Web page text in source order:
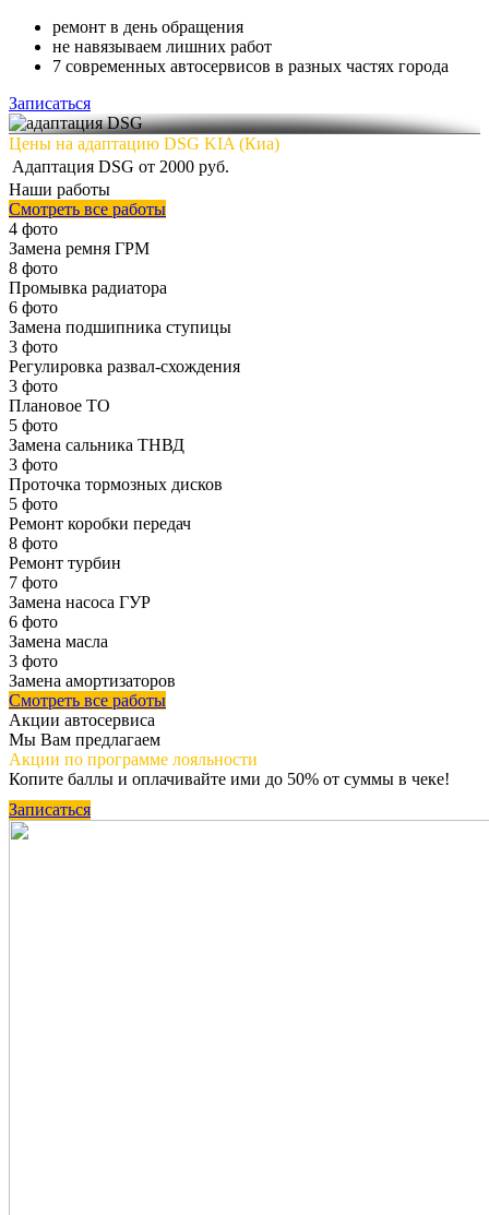
ремонт в день обращения
не навязываем лишних работ
7 современных автосервисов в разных частях города
Записаться
Цены на адаптацию DSG KIA (Киа)
Адаптация DSG от 2000 руб.
Наши работы
Смотреть все работы
4 фото
Замена ремня ГРМ
8 фото
Промывка радиатора
6 фото
Замена подшипника ступицы
3 фото
Регулировка развал-схождения
3 фото
Плановое ТО
5 фото
Замена сальника ТНВД
3 фото
Проточка тормозных дисков
5 фото
Ремонт коробки передач
8 фото
Ремонт турбин
7 фото
Замена насоса ГУР
6 фото
Замена масла
3 фото
Замена амортизаторов
Смотреть все работы
Акции автосервиса
Мы Вам предлагаем
Акции по программе лояльности
Копите баллы и оплачивайте ими до 50% от суммы в чеке!
Записаться